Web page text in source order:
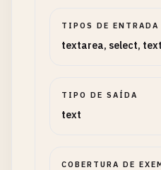
TIPOS DE ENTRADA
textarea, select,
TIPO DE SAÍDA
text
COBERTURA DE